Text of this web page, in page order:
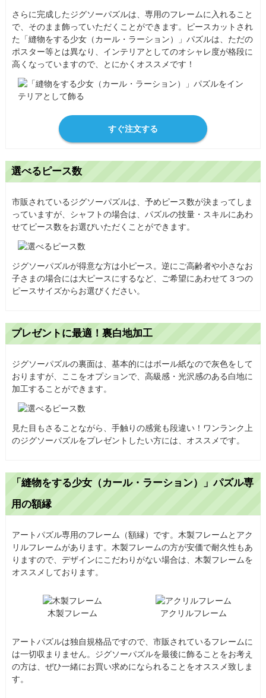
さらに完成したジグソーパズルは、専用のフレームに入れること
で、そのまま飾っていただくことができます。ピースカットされ
た「縫物をする少女（カール・ラーション）」パズルは、ただの
ポスター等とは異なり、インテリアとしてのオシャレ度が格段に
高くなっていますので、とにかくオススメです！
すぐ注文する
選べるピース数
市販されているジグソーパズルは、予めピース数が決まってしま
っていますが、シャフトの場合は、パズルの技量・スキルにあわ
せてピース数をお選びいただくことができます。
ジグソーパズルが得意な方は小ピース。逆にご高齢者や小さなお
子さまの場合には大ピースにするなど、ご希望にあわせて３つの
ピースサイズからお選びください。
プレゼントに最適！裏白地加工
ジグソーパズルの裏面は、基本的にはボール紙なので灰色をして
おりますが、ここをオプションで、高級感・光沢感のある白地に
加工することができます。
見た目もさることながら、手触りの感覚も段違い！ワンランク上
のジグソーパズルをプレゼントしたい方には、オススメです。
「縫物をする少女（カール・ラーション）」パズル専
用の額縁
アートパズル専用のフレーム（額縁）です。木製フレームとアク
リルフレームがあります。木製フレームの方が安価で耐久性もあ
りますので、デザインにこだわりがない場合は、木製フレームを
オススメしております。
木製フレーム アクリルフレーム
アートパズルは独自規格品ですので、市販されているフレームに
は一切収まりません。ジグソーパズルを最後に飾ることをお考え
の方は、ぜひ一緒にお買い求めになられることをオススメ致しま
す。